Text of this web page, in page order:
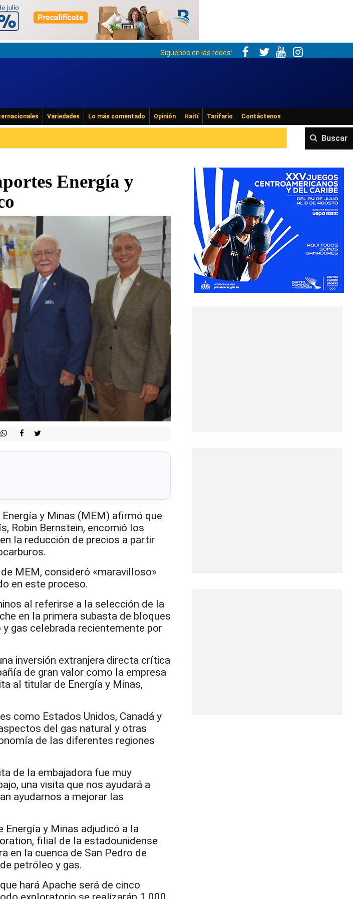
Siguenos en las redes:
Variedades Lo más comentado Opinión Haití Tarifario Contáctenos
Buscar
Energía y
y Minas (MEM) afirmó que
Robin Bernstein, encomió los
la reducción de precios a partir
MEM, consideró «maravilloso»
en este proceso.
al referirse a la selección de la
en la primera subasta de bloques
gas celebrada recientemente por
inversión extranjera directa crítica
de gran valor como la empresa
al titular de Energía y Minas,
como Estados Unidos, Canadá y
del gas natural y otras
de las diferentes regiones
de la embajadora fue muy
una visita que nos ayudará a
ayudarnos a mejorar las
Energía y Minas adjudicó a la
filial de la estadounidense
en la cuenca de San Pedro de
petróleo y gas.
hará Apache será de cinco